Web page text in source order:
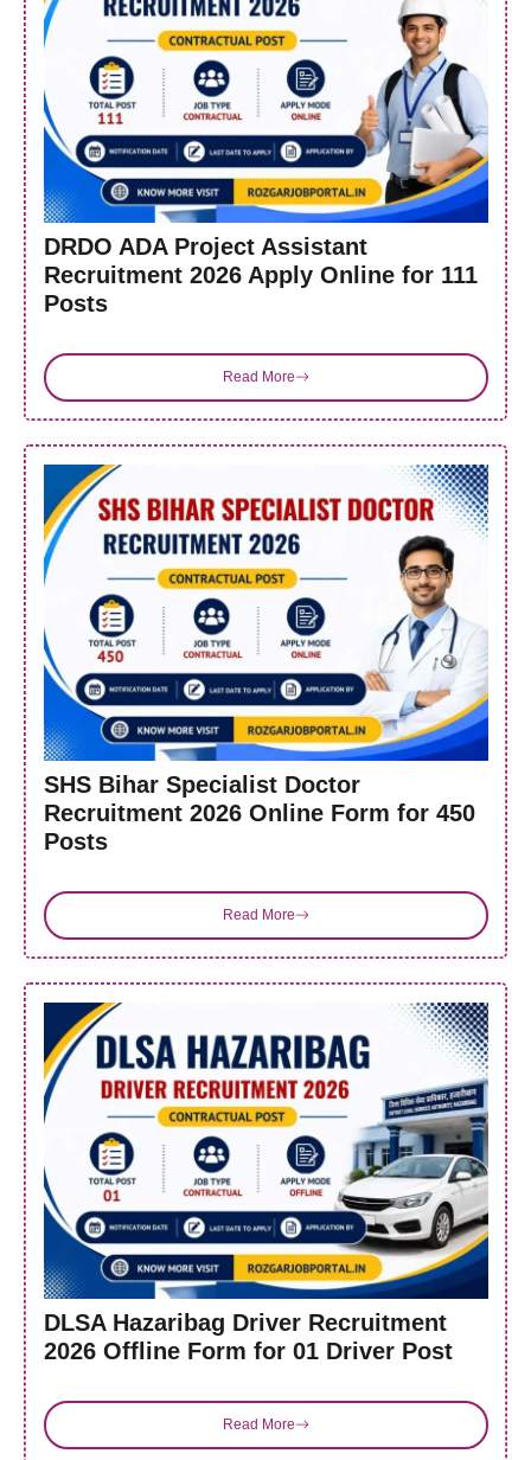
DRDO ADA Project Assistant
Recruitment 2026 Apply Online for 111
Posts
Read More
SHS Bihar Specialist Doctor
Recruitment 2026 Online Form for 450
Posts
Read More
DLSA Hazaribag Driver Recruitment
2026 Offline Form for 01 Driver Post
Read More